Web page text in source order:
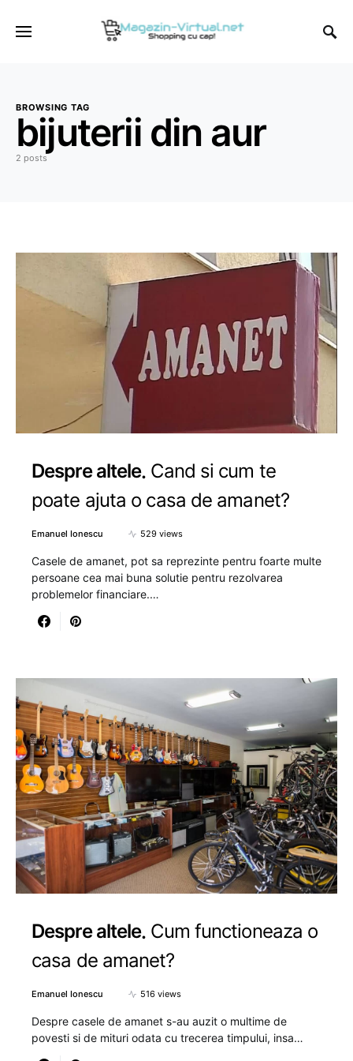
BROWSING TAG
bijuterii din aur
2 posts
Despre altele Cand si cum te
poate ajuta o casa de amanet?
Emanuel Ionescu 529 views
Casele de amanet, pot sa reprezinte pentru foarte multe
persoane cea mai buna solutie pentru rezolvarea
problemelor financiare.…
Despre altele Cum functioneaza o
casa de amanet?
Emanuel Ionescu 516 views
Despre casele de amanet s-au auzit o multime de
povesti si de mituri odata cu trecerea timpului, insa…